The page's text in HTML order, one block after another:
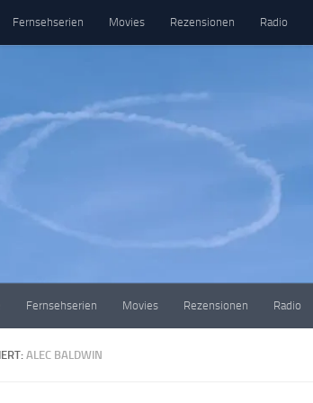
Fernsehserien Movies Rezensionen Radio
Fernsehserien Movies Rezensionen Radio
ALEC BALDWIN